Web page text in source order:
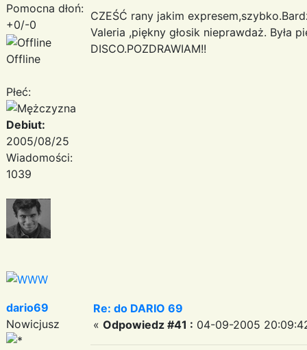
Pomocna dłoń:
+0/-0
Offline
Płeć:
Debiut:
2005/08/25
Wiadomości:
1039
CZEŚĆ rany jakim
Valeria ,piękny głosik nieprawdaż. Była
DISCO.POZDRAWIAM!!
dario69
Nowicjusz
Re: do DARIO 69
« Odpowiedz #41 : 04-09-2005